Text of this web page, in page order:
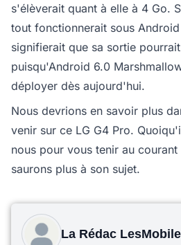
s'élèverait quant à elle à 4 Go.
tout fonctionnerait sous
signifierait que sa sortie
puisqu'Android 6.0
déployer dès aujourd'hui.
Nous devrions en savoir plus
venir sur ce LG G4 Pro.
nous pour vous tenir au
saurons plus à son sujet.
La Rédac